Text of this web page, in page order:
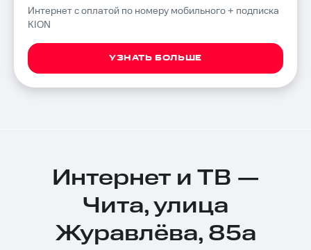
Интернет с оплатой по номеру мобильного + подписка
KION
УЗНАТЬ БОЛЬШЕ
Интернет и ТВ —
Чита, улица
Журавлёва, 85а